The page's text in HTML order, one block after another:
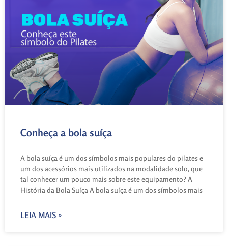
Conheça a bola suíça
A bola suíça é um dos símbolos mais populares do pilates e
um dos acessórios mais utilizados na modalidade solo, que
tal conhecer um pouco mais sobre este equipamento? A
História da Bola Suíça A bola suíça é um dos símbolos mais
LEIA MAIS »